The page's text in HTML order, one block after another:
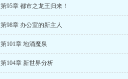
第95章 都市之龙王归来！
第98章 办公室的新主人
第101章 地涌魔泉
第104章 新世界分析